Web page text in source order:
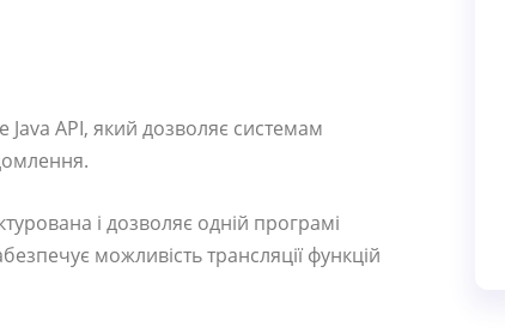
API, який дозволяє системам
і дозволяє одній програмі
можливість трансляції функцій